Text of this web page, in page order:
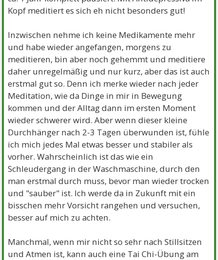
Kopf meditiert es sich eh nicht besonders gut!
Inzwischen nehme ich keine Medikamente mehr
und habe wieder angefangen, morgens zu
meditieren, bin aber noch gehemmt und meditiere
daher unregelmäßig und nur kurz, aber das ist auch
erstmal gut so. Denn ich merke wieder nach jeder
Meditation, wie da Dinge in mir in Bewegung
kommen und der Alltag dann im ersten Moment
wieder schwerer wird. Aber wenn dieser kleine
Durchhänger nach 2-3 Tagen überwunden ist, fühle
ich mich jedes Mal etwas besser und stabiler als
vorher. Wahrscheinlich ist das wie ein
Schleudergang in der Waschmaschine, durch den
man erstmal durch muss, bevor man wieder trocken
und "sauber" ist. Ich werde da in Zukunft mit ein
bisschen mehr Vorsicht rangehen und versuchen,
besser auf mich zu achten.
Manchmal, wenn mir nicht so sehr nach Stillsitzen
und Atmen ist, kann auch eine Tai Chi-Übung am